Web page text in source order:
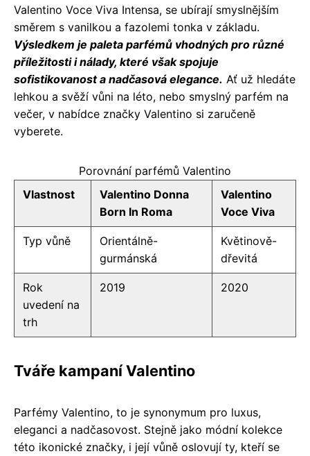
Valentino Voce Viva Intensa, se ubírají smyslnějším
směrem s vanilkou a fazolemi tonka v základu.
Výsledkem je paleta parfémů vhodných pro různé
příležitosti i nálady, které však spojuje
sofistikovanost a nadčasová elegance. Ať už hledáte
lehkou a svěží vůni na léto, nebo smyslný parfém na
večer, v nabídce značky Valentino si zaručeně
vyberete.
Porovnání parfémů Valentino
Vlastnost
Valentino Donna
Born In Roma
Valentino
Voce Viva
Typ vůně
Orientálně-
gurmánská
Květinově-
dřevitá
Rok
uvedení na
trh
2019 2020
Tváře kampaní Valentino
Parfémy Valentino, to je synonymum pro luxus,
eleganci a nadčasovost. Stejně jako módní kolekce
této ikonické značky, i její vůně oslovují ty, kteří se